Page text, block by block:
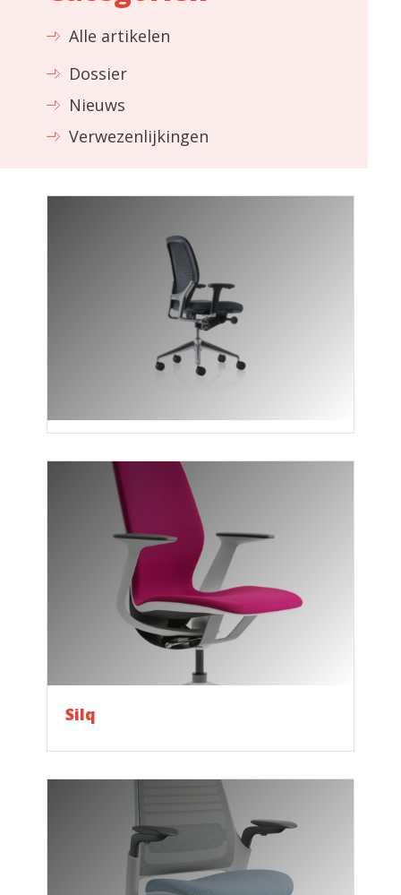
Alle artikelen
Dossier
Nieuws
Verwezenlijkingen
Ara
Silq